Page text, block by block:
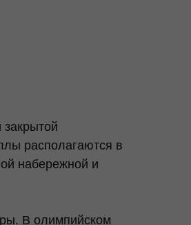
располагаются в
набережной и
В олимпийском